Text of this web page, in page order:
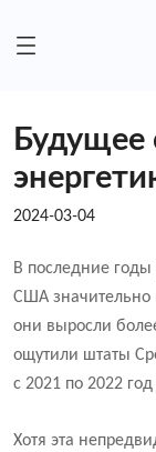
Будущее
2024-03-04
В последние
США значительно
они выросли
ощутили штаты
с 2021 по 2022
Хотя эта